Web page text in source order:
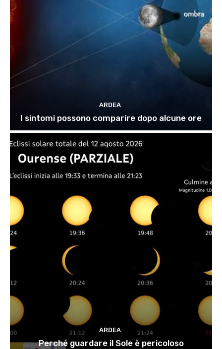
ARDEA
I sintomi possono comparire dopo alcune ore
ARDEA
Perché guardare il Sole è pericoloso